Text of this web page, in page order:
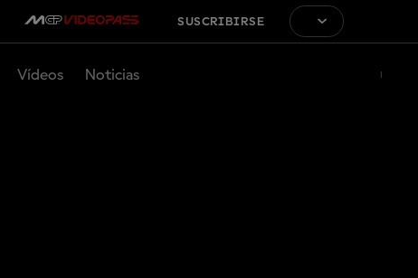
SUSCRIBIRSE
Vídeos Noticias